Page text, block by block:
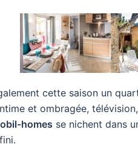
cette saison un
et ombragée,
homes se nichent dans